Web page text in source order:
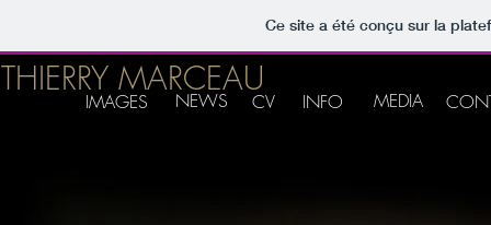
Ce site a été conçu sur la
IMAGES NEWS CV INFO MEDIA
THIERRY MARCEAU